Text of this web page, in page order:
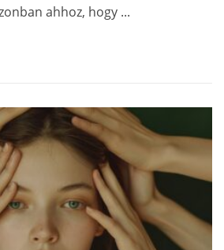
ahhoz, hogy ...